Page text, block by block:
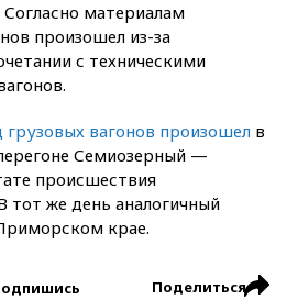
материалам
произошел из-за
с техническими
грузовых вагонов произошел в
Семиозерный —
происшествия
тот же день аналогичный
крае.
Поделиться